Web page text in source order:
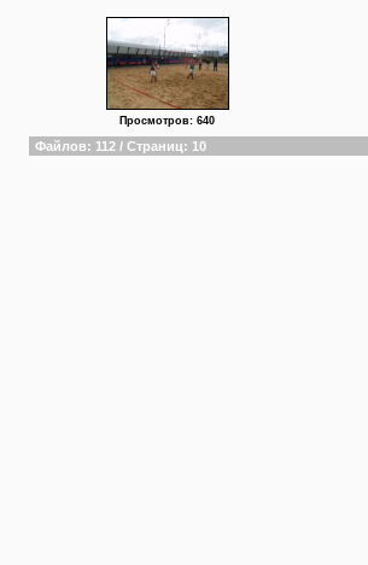
Просмотров: 640
Файлов: 112 / Страниц: 10